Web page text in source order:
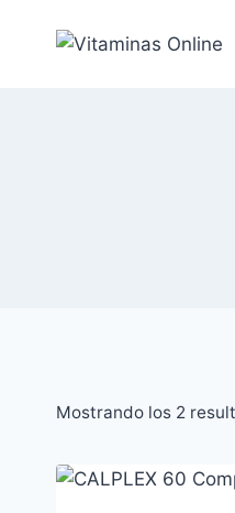
Mostrando los 2